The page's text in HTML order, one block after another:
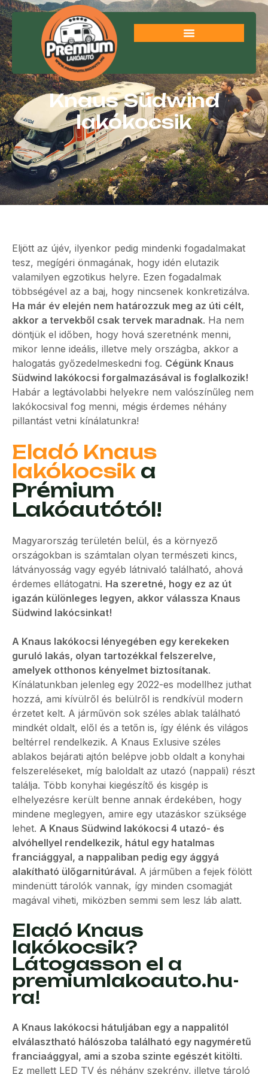
Knaus Südwind
lakókocsik
Eljött az újév, ilyenkor pedig mindenki fogadalmakat
tesz, megígéri önmagának, hogy idén elutazik
valamilyen egzotikus helyre. Ezen fogadalmak
többségével az a baj, hogy nincsenek konkretizálva.
Ha már év elején nem határozzuk meg az úti célt,
akkor a tervekből csak tervek maradnak. Ha nem
döntjük el időben, hogy hová szeretnénk menni,
mikor lenne ideális, illetve mely országba, akkor a
halogatás győzedelmeskedni fog. Cégünk Knaus
Südwind lakókocsi forgalmazásával is foglalkozik!
Habár a legtávolabbi helyekre nem valószínűleg nem
lakókocsival fog menni, mégis érdemes néhány
pillantást vetni kínálatunkra!
Eladó Knaus
lakókocsik a
Prémium
Lakóautótól!
Magyarország területén belül, és a környező
országokban is számtalan olyan természeti kincs,
látványosság vagy egyéb látnivaló található, ahová
érdemes ellátogatni. Ha szeretné, hogy ez az út
igazán különleges legyen, akkor válassza Knaus
Südwind lakócsinkat!
A Knaus lakókocsi lényegében egy kerekeken
guruló lakás, olyan tartozékkal felszerelve,
amelyek otthonos kényelmet biztosítanak.
Kínálatunkban jelenleg egy 2022-es modellhez juthat
hozzá, ami kívülről és belülről is rendkívül modern
érzetet kelt. A járművön sok széles ablak található
mindkét oldalt, elől és a tetőn is, így élénk és világos
beltérrel rendelkezik. A Knaus Exlusive széles
ablakos bejárati ajtón belépve jobb oldalt a konyhai
felszereléseket, míg baloldalt az utazó (nappali) részt
találja. Több konyhai kiegészítő és kisgép is
elhelyezésre került benne annak érdekében, hogy
mindene meglegyen, amire egy utazáskor szüksége
lehet. A Knaus Südwind lakókocsi 4 utazó- és
alvóhellyel rendelkezik, hátul egy hatalmas
franciággyal, a nappaliban pedig egy ággyá
alakítható ülőgarnitúrával. A járműben a fejek fölött
mindenütt tárolók vannak, így minden csomagját
magával viheti, miközben semmi sem lesz láb alatt.
Eladó Knaus
lakókocsik?
Látogasson el a
premiumlakoauto.hu-
ra!
A Knaus lakókocsi hátuljában egy a nappalitól
elválasztható hálószoba található egy nagyméretű
franciaággyal, ami a szoba szinte egészét kitölti.
Ez mellett LED TV és néhány szekrény, illetve tároló